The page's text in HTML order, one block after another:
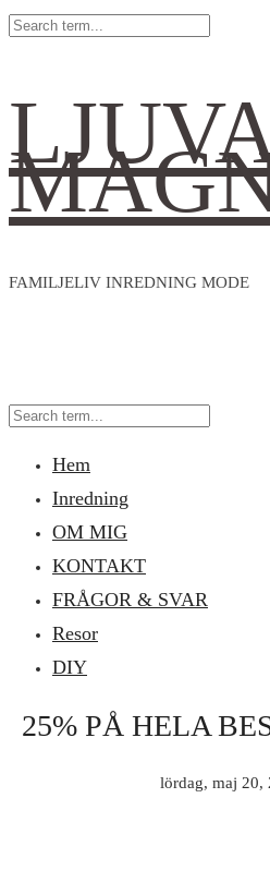
FAMILJELIV INREDNING MODE
Hem
Inredning
OM MIG
KONTAKT
FRÅGOR & SVAR
Resor
DIY
25% PÅ HELA
lördag, maj 20,